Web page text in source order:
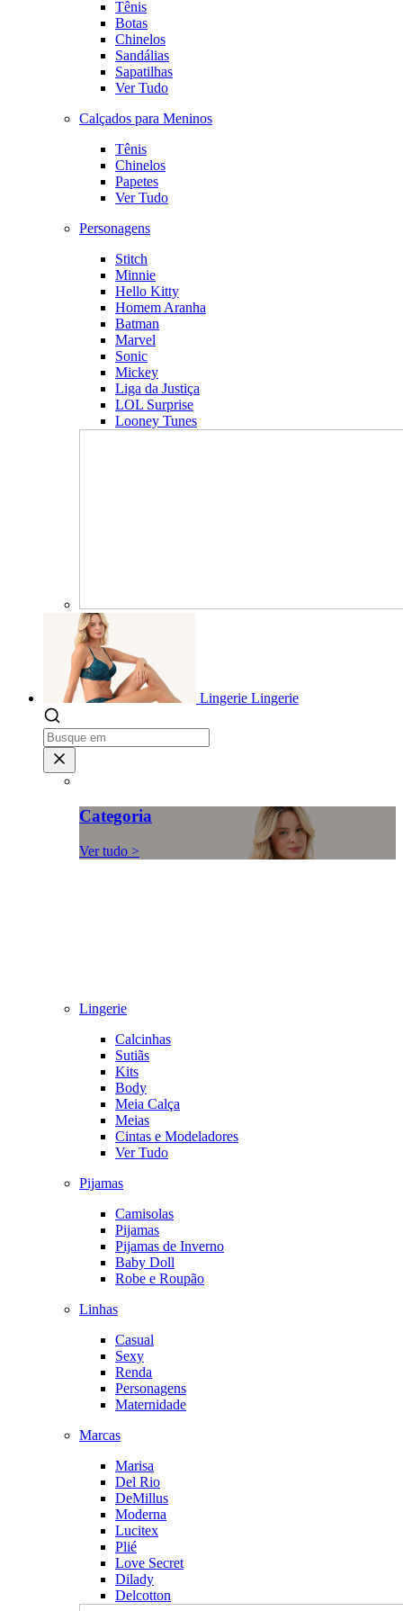
Tênis
Botas
Chinelos
Sandálias
Sapatilhas
Ver Tudo
Calçados para Meninos
Tênis
Chinelos
Papetes
Ver Tudo
Personagens
Stitch
Minnie
Hello Kitty
Homem Aranha
Batman
Marvel
Sonic
Mickey
Liga da Justiça
LOL Surprise
Looney Tunes
Lingerie Lingerie
Categoria
Ver tudo >
Lingerie
Calcinhas
Sutiãs
Kits
Body
Meia Calça
Meias
Cintas e Modeladores
Ver Tudo
Pijamas
Camisolas
Pijamas
Pijamas de Inverno
Baby Doll
Robe e Roupão
Linhas
Casual
Sexy
Renda
Personagens
Maternidade
Marcas
Marisa
Del Rio
DeMillus
Moderna
Lucitex
Plié
Love Secret
Dilady
Delcotton